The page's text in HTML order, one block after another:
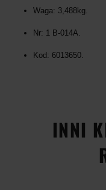
Waga: 3,488kg.
Nr: 1 B-014A.
Kod: 6013650.
INNI